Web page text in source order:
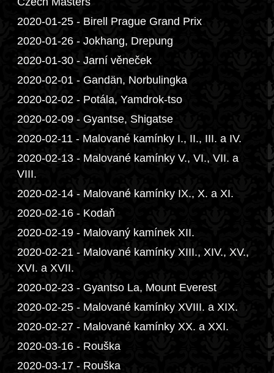
2020-01-25 - Birell Prague Grand Prix
2020-01-26 - Jokhang, Drepung
2020-01-30 - Jarní věneček
2020-02-01 - Gandän, Norbulingka
2020-02-02 - Potála, Yamdrok-tso
2020-02-09 - Gyantse, Shigatse
2020-02-11 - Malované kamínky I., II., III. a IV.
2020-02-13 - Malované kamínky V., VI., VII. a
VIII.
2020-02-14 - Malované kamínky IX., X. a XI.
2020-02-16 - Kodaň
2020-02-19 - Malovaný kamínek XII.
2020-02-21 - Malované kamínky XIII., XIV., XV.,
XVI. a XVII.
2020-02-23 - Gyantso La, Mount Everest
2020-02-25 - Malované kamínky XVIII. a XIX.
2020-02-27 - Malované kamínky XX. a XXI.
2020-03-16 - Rouška
2020-03-17 - Rouška